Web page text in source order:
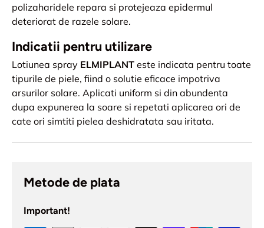
polizaharidele repara si protejeaza epidermul
deteriorat de razele solare.
Indicatii pentru utilizare
Lotiunea spray ELMIPLANT este indicata pentru toate
tipurile de piele, fiind o solutie eficace impotriva
arsurilor solare. Aplicati uniform si din abundenta
dupa expunerea la soare si repetati aplicarea ori de
cate ori simtiti pielea deshidratata sau iritata.
Metode de plata
Important!